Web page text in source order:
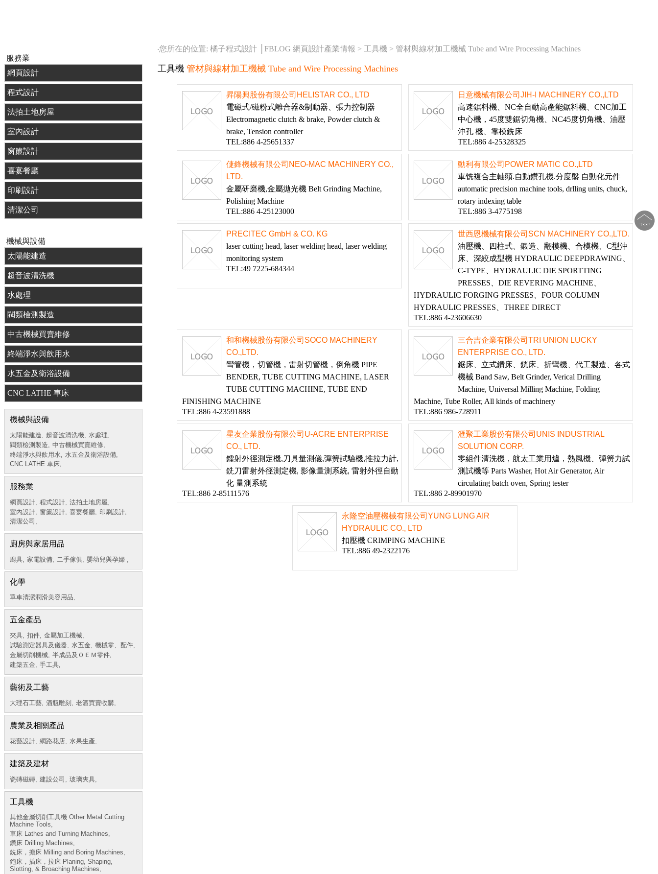
服務業
網頁設計
程式設計
法拍土地房屋
室內設計
窗簾設計
喜宴餐廳
印刷設計
清潔公司
機械與設備
太陽能建造
超音波清洗機
水處理
閥類檢測製造
中古機械買賣維修
終端淨水與飲用水
水五金及衛浴設備
CNC LATHE 車床
機械與設備
太陽能建造, 超音波清洗機, 水處理,
閥類檢測製造, 中古機械買賣維修,
終端淨水與飲用水, 水五金及衛浴設備,
CNC LATHE 車床,
服務業
網頁設計, 程式設計, 法拍土地房屋,
室內設計, 窗簾設計, 喜宴餐廳, 印刷設計,
清潔公司,
廚房與家居用品
廚具, 家電設備, 二手傢俱, 嬰幼兒與孕婦 ,
化學
單車清潔潤滑美容用品,
五金產品
夾具, 扣件, 金屬加工機械,
試驗測定器具及儀器, 水五金, 機械零、配件,
金屬切削機械, 半成品及ＯＥＭ零件,
建築五金, 手工具,
藝術及工藝
大理石工藝, 酒瓶雕刻, 老酒買賣收購,
農業及相關產品
花藝設計, 網路花店, 水果生產,
建築及建材
瓷磚磁磚, 建設公司, 玻璃夾具,
工具機
其他金屬切削工具機 Other Metal Cutting
Machine Tools,
車床 Lathes and Turning Machines,
鑽床 Drilling Machines,
銑床，搪床 Milling and Boring Machines,
鉋床，插床，拉床 Planing, Shaping,
Slotting, & Broaching Machines,
‧您所在的位置: 橘子程式設計 │FBLOG 網頁設計產業情報 > 工具機 > 管材與線材加工機械 Tube and Wire Processing Machines
工具機管材與線材加工機械 Tube and Wire Processing Machines
昇陽興股份有限公司HELISTAR CO., LTD
電磁式/磁粉式離合器&制動器、張力控制器
Electromagnetic clutch & brake, Powder clutch &
brake, Tension controller
TEL:886 4-25651337
日意機械有限公司JIH-I MACHINERY CO.,LTD
高速鋸料機、NC全自動高產能鋸料機、CNC加工
中心機，45度雙鋸切角機、NC45度切角機、油壓
沖孔 機、靠模銑床
TEL:886 4-25328325
倢鋒機械有限公司NEO-MAC MACHINERY CO.,
LTD.
金屬研磨機,金屬拋光機 Belt Grinding Machine,
Polishing Machine
TEL:886 4-25123000
動利有限公司POWER MATIC CO.,LTD
車铣複合主軸頭.自動鑽孔機.分度盤 自動化元件
automatic precision machine tools, drlling units, chuck,
rotary indexing table
TEL:886 3-4775198
PRECITEC GmbH & CO. KG
laser cutting head, laser welding head, laser welding
monitoring system
TEL:49 7225-684344
世西恩機械有限公司SCN MACHINERY CO.,LTD.
油壓機、四柱式、鍛造、翻模機、合模機、C型沖
床、深絞成型機 HYDRAULIC DEEPDRAWING、
C-TYPE、HYDRAULIC DIE SPORTTING
PRESSES、DIE REVERING MACHINE、
HYDRAULIC FORGING PRESSES、FOUR COLUMN
HYDRAULIC PRESSES、THREE DIRECT
TEL:886 4-23606630
和和機械股份有限公司SOCO MACHINERY
CO.,LTD.
彎管機，切管機，雷射切管機，倒角機 PIPE
BENDER, TUBE CUTTING MACHINE, LASER
TUBE CUTTING MACHINE, TUBE END
FINISHING MACHINE
TEL:886 4-23591888
三合吉企業有限公司TRI UNION LUCKY
ENTERPRISE CO., LTD.
鋸床、立式鑽床、銧床、折彎機、代工製造、各式
機械 Band Saw, Belt Grinder, Verical Drilling
Machine, Universal Milling Machine, Folding
Machine, Tube Roller, All kinds of machinery
TEL:886 986-728911
星友企業股份有限公司U-ACRE ENTERPRISE
CO., LTD.
鐳射外徑測定機,刀具量測儀,彈簧試驗機,推拉力計,
銑刀雷射外徑測定機, 影像量測系統, 雷射外徑自動
化 量測系統
TEL:886 2-85111576
滙聚工業股份有限公司UNIS INDUSTRIAL
SOLUTION CORP.
零組件清洗機，航太工業用爐，熱風機、彈簧力試
測試機等 Parts Washer, Hot Air Generator, Air
circulating batch oven, Spring tester
TEL:886 2-89901970
永隆空油壓機械有限公司YUNG LUNG AIR
HYDRAULIC CO., LTD
扣壓機 CRIMPING MACHINE
TEL:886 49-2322176